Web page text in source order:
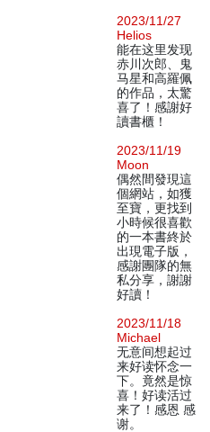
2023/11/27
Helios
能在这里发现
赤川次郎、鬼
马星和高羅佩
的作品，太驚
喜了！感謝好
讀書櫃！
2023/11/19
Moon
偶然間發現這
個網站，如獲
至寶，更找到
小時候很喜歡
的一本書終於
出現電子版，
感謝團隊的無
私分享，謝謝
好讀！
2023/11/18
Michael
无意间想起过
来好读怀念一
下。竟然是惊
喜！好读活过
来了！感恩 感
谢。